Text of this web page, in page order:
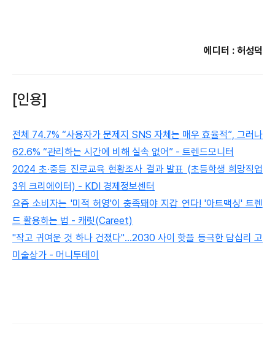
에디터 : 허성덕
[인용]
전체 74.7% “사용자가 문제지 SNS 자체는 매우 효율적”, 그러나
62.6% “관리하는 시간에 비해 실속 없어” - 트렌드모니터
2024 초·중등 진로교육 현황조사 결과 발표 (초등학생 희망직업
3위 크리에이터) - KDI 경제정보센터
요즘 소비자는 '미적 허영'이 충족돼야 지갑 연다! '아트맥싱' 트렌
드 활용하는 법 - 캐릿(Careet)
"작고 귀여운 것 하나 건졌다"…2030 사이 핫플 등극한 답십리 고
미술상가 - 머니투데이